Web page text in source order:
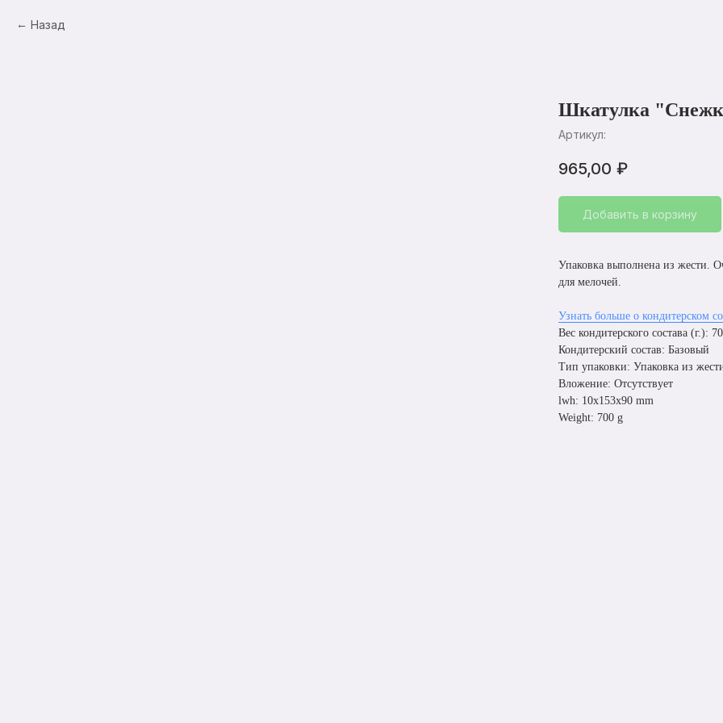
Назад
Шкатулка
Артикул:
965,00 ₽
Добавить в корзину
Упаковка выполнена из жести.
для мелочей.
Узнать больше о кондитерском
Вес кондитерского состава (г.):
Кондитерский состав: Базовый
Тип упаковки: Упаковка из
Вложение: Отсутствует
lwh: 10x153x90 mm
Weight: 700 g